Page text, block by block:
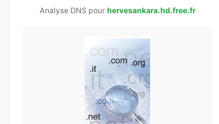
Analyse DNS pour hervesankara.hd.free.fr